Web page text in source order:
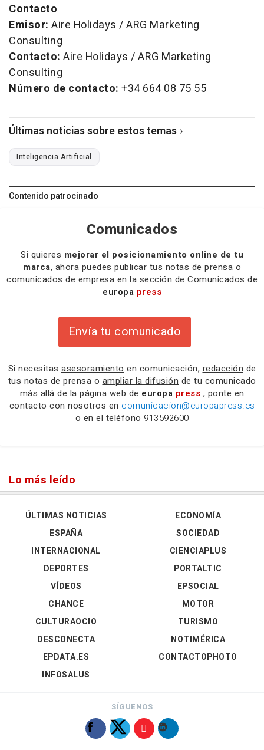
Contacto
Emisor: Aire Holidays / ARG Marketing
Consulting
Contacto: Aire Holidays / ARG Marketing
Consulting
Número de contacto: +34 664 08 75 55
Últimas noticias sobre estos temas
Inteligencia Artificial
Contenido patrocinado
Comunicados
Si quieres mejorar el posicionamiento online de tu
marca, ahora puedes publicar tus notas de prensa o
comunicados de empresa en la sección de Comunicados de
europa press
Envía tu comunicado
Si necesitas asesoramiento en comunicación, redacción de
tus notas de prensa o ampliar la difusión de tu comunicado
más allá de la página web de europa press , ponte en
contacto con nosotros en comunicacion@europapress.es
o en el teléfono 913592600
Lo más leído
ÚLTIMAS NOTICIAS
ESPAÑA
INTERNACIONAL
DEPORTES
VÍDEOS
ECONOMÍA
SOCIEDAD
CIENCIAPLUS
PORTALTIC
EPSOCIAL
CHANCE
CULTURAOCIO
DESCONECTA
EPDATA.ES
INFOSALUS
MOTOR
TURISMO
NOTIMÉRICA
CONTACTOPHOTO
SÍGUENOS